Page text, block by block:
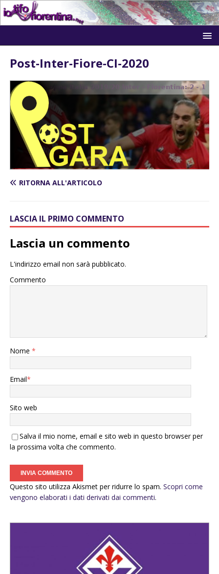
Post-Inter-Fiore-CI-2020
RITORNA ALL'ARTICOLO
LASCIA IL PRIMO COMMENTO
Lascia un commento
L'indirizzo email non sarà pubblicato.
Commento
Nome *
Email*
Sito web
Salva il mio nome, email e sito web in questo browser per
la prossima volta che commento.
Questo sito utilizza Akismet per ridurre lo spam. Scopri come
vengono elaborati i dati derivati dai commenti.